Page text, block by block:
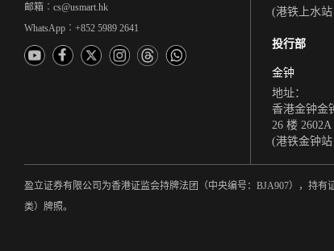
邮箱︰cs@usmart.hk
WhatsApp︰+852 5989 2641
(港铁上水
投行部
金钟
地址：
香港金钟金
26 楼 2602A
(港铁金钟
盈立证券有限公司为香港证监会持牌法团（中央编号：BJA907），持
类）牌照。